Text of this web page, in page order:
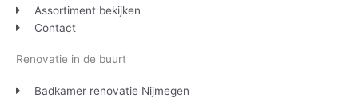
Assortiment bekijken
Contact
Renovatie in de buurt
Badkamer renovatie Nijmegen